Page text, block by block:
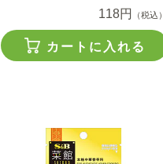
118円 （税込）
カートに入れる